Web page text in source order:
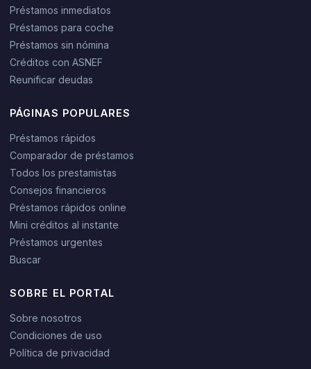
Préstamos inmediatos
Préstamos para coche
Préstamos sin nómina
Créditos con ASNEF
Reunificar deudas
PÁGINAS POPULARES
Préstamos rápidos
Comparador de préstamos
Todos los prestamistas
Consejos financieros
Préstamos rápidos online
Mini créditos al instante
Préstamos urgentes
Buscar
SOBRE EL PORTAL
Sobre nosotros
Condiciones de uso
Política de privacidad